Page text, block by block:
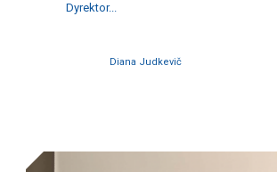
Dyrektor...
Diana Judkevič